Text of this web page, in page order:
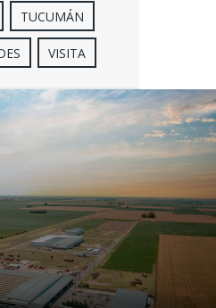
TUCUMÁN
VISITA